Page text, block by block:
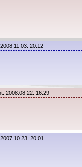
20:12
2008.08.22. 16:29
20:01